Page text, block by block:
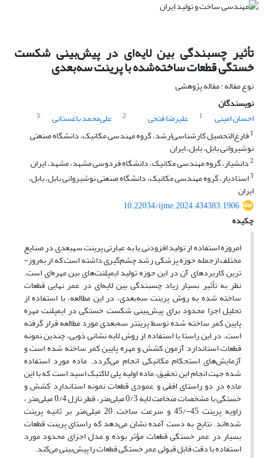
تأثیر چسبندگی بین لایه‌ای در پیش‌بینی شکست
خستگی قطعات ساخته‌شده با پرینت سه‌بعدی
نوع مقاله : مقاله پژوهشی
نویسندگان
احسان امینی
1 علیرضا فتحی 2 علی‌محمد باغستانی
3
1فارغ‌التحصیل کارشناسی‌ارشد، گروه مهندسی مکانیک، دانشگاه صنعتی
نوشیروانی بابل، بابل، ایران
2دانشیار، گروه مهندسی مکانیک، دانشگاه فردوسی مشهد، مشهد، ایران
3استادیار، گروه مهندسی مکانیک، دانشگاه صنعتی نوشیروانی بابل، بابل،
ایران
10.22034/ijme.2024.434383.1906
چکیده
امروزه استفاده از تولید افزودنی یا به عبارتی پرینت سه­بعدی در صنایع
مختلف ازجمله حوزه پزشکی رشد چشم‌گیری داشته است که از به‌­روز­
ترین کاربرد­های آن در این حوزه تولید ایمپلنت‌­های بین مهره‌­ای است.
نظر به تأثیر بسیار زیاد چسبندگی بین لایه‌ای در عمر نهایی قطعات
ساخته‌ شده به روش پرینت سه‌بعدی، در این مطالعه، با استفاده از
تحلیل اجزا محدود برای پیش‌بینی شکست خستگی در ایمپلنت مهره
پایین کمر ساخته ‌شده توسط پرینتر سه‌بعدی مورد مطالعه قرار گرفته
است. در این راستا با استفاده از روش لایه نشانی ذوبی، چندین نمونه
قطعات استاندارد آزمون کشش و مهره پایین کمر ساخته ‌شده است و
آزمایش‌های استحکام مکانیکی انجام می‌گردد. ماده مورد استفاده
شده جهت انجام این تحقیق، ماده اولیه پلی لاکتیک اسید است که با این
ماده در دو راستای افقی و عمودی قطعات نمونه استاندارد کشش و
خستگی با مشخصات ضخامت لایه 0/3 میلی‌متر، قطر نازل 0/4 میلی‌متر ،
زاویه پرینت 45-/45 و سرعت ساخت 20 میلی­‌متر بر ثانیه پرینت
شده‌اند. نتایج به دست آمده نشان می‌دهد که راستای پرینت قطعات
بسیار در عمر خستگی قطعات مؤثر بوده و مدل اجزای محدود مورد
استفاده با دقت قابل قبولی عمر خستگی قطعات را پیش‌بینی می‌کند.